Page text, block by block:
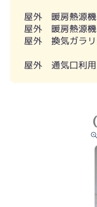
屋外 暖房熱源機
屋外 暖房熱源
屋外 換気ガラリ
屋外 通気口利用